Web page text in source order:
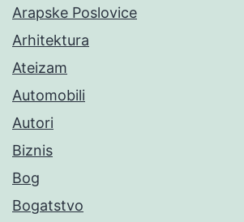
Arapske Poslovice
Arhitektura
Ateizam
Automobili
Autori
Biznis
Bog
Bogatstvo